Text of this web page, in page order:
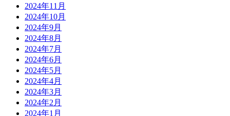
2024年11月
2024年10月
2024年9月
2024年8月
2024年7月
2024年6月
2024年5月
2024年4月
2024年3月
2024年2月
2024年1月